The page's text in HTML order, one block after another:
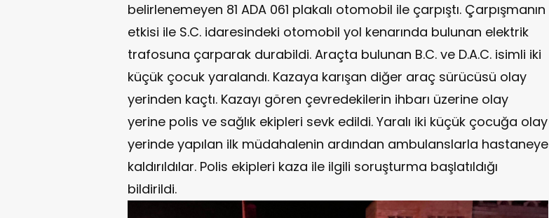
belirlenemeyen 81 ADA 061 plakalı otomobil ile çarpıştı. Çarpışmanın
etkisi ile S.C. idaresindeki otomobil yol kenarında bulunan elektrik
trafosuna çarparak durabildi. Araçta bulunan B.C. ve D.A.C. isimli iki
küçük çocuk yaralandı. Kazaya karışan diğer araç sürücüsü olay
yerinden kaçtı. Kazayı gören çevredekilerin ihbarı üzerine olay
yerine polis ve sağlık ekipleri sevk edildi. Yaralı iki küçük çocuğa olay
yerinde yapılan ilk müdahalenin ardından ambulanslarla hastaneye
kaldırıldılar. Polis ekipleri kaza ile ilgili soruşturma başlatıldığı
bildirildi.